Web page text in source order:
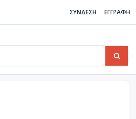
ΣΥΝΔΕΣΗ ΕΓΓΡΑΦΗ